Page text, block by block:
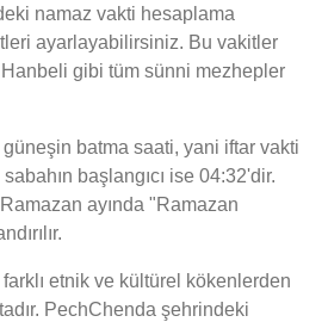
namaz vakti hesaplama
ayarlayabilirsiniz. Bu vakitler
gibi tüm sünni mezhepler
batma saati, yani iftar vakti
başlangıcı ise 04:32'dir.
ayında "Ramazan
etnik ve kültürel kökenlerden
PechChenda şehrindeki